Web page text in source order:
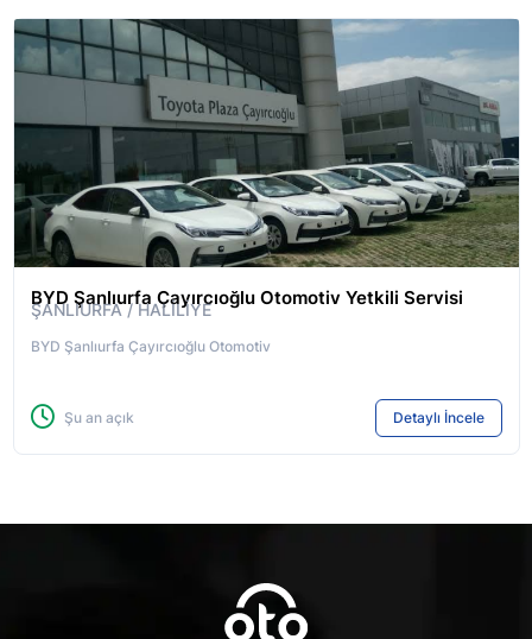
BYD Şanlıurfa Çayırcıoğlu Otomotiv Yetkili Servisi
ŞANLIURFA / HALİLİYE
BYD Şanlıurfa Çayırcıoğlu Otomotiv
Şu an açık Detaylı İncele